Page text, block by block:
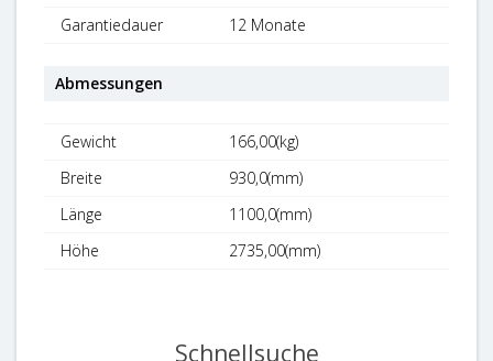
Garantiedauer 12 Monate
Abmessungen
Gewicht
166,00(kg)
Breite
930,0(mm)
Länge
1100,0(mm)
Höhe
2735,00(mm)
Schnellsuche